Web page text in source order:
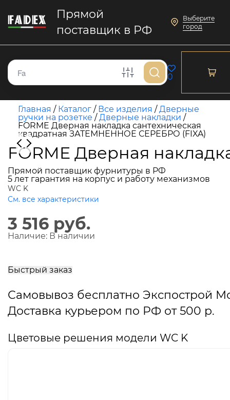
Прямой
поставщик в РФ
Выберите
город
0
Главная / Каталог / Все изделия /Дверные
ручки на розетке /Дверные накладки /
FORME Дверная накладка сантехническая
квадратная ЗАТЕМНЕННОЕ СЕРЕБРО (FIXA)
FORME Дверная
Прямой поставщик фурнитуры в РФ
5 лет гарантия на корпус и работу механизмов
WC K
См. все характеристики
3 516 руб.
Наличие: В наличии
Быстрый заказ
Самовывоз бесплатно Экспострой
Доставка курьером по РФ от 500 р.
Цветовые решения модели WC K